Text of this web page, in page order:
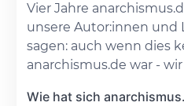
Vier Jahre
unsere Autor:innen und
sagen: auch wenn dies
anarchismus.de war -
Wie hat sich